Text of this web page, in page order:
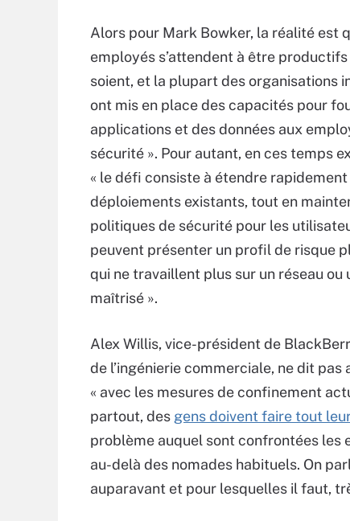
Alors pour Mark Bowker, la réalité est
employés s’attendent à être productifs
soient, et la plupart des organisations
ont mis en place des capacités pour
applications et des données aux
sécurité ». Pour autant, en ces temps
« le défi consiste à étendre
déploiements existants, tout en
politiques de sécurité pour les
peuvent présenter un profil de risque
qui ne travaillent plus sur un réseau ou
maîtrisé ».
Alex Willis, vice-président de
de l’ingénierie commerciale, ne dit pas
« avec les mesures de confinement
partout, des gens doivent faire tout
problème auquel sont confrontées les
au-delà des nomades habituels. On
auparavant et pour lesquelles il faut,